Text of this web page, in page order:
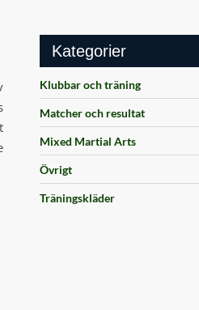
Kategorier
Klubbar och träning
Matcher och resultat
Mixed Martial Arts
Övrigt
Träningskläder